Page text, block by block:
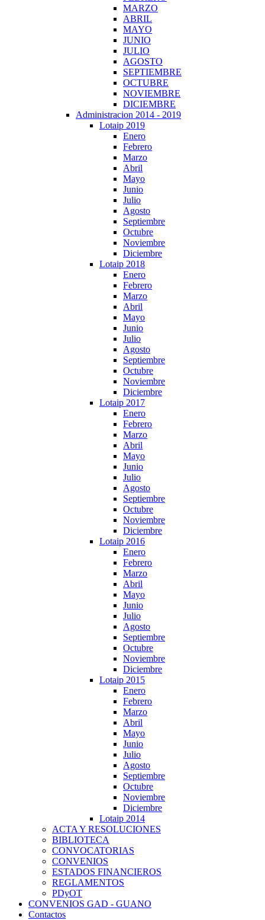
MARZO
ABRIL
MAYO
JUNIO
JULIO
AGOSTO
SEPTIEMBRE
OCTUBRE
NOVIEMBRE
DICIEMBRE
Administracion 2014 - 2019
Lotaip 2019
Enero
Febrero
Marzo
Abril
Mayo
Junio
Julio
Agosto
Septiembre
Octubre
Noviembre
Diciembre
Lotaip 2018
Enero
Febrero
Marzo
Abril
Mayo
Junio
Julio
Agosto
Septiembre
Octubre
Noviembre
Diciembre
Lotaip 2017
Enero
Febrero
Marzo
Abril
Mayo
Junio
Julio
Agosto
Septiembre
Octubre
Noviembre
Diciembre
Lotaip 2016
Enero
Febrero
Marzo
Abril
Mayo
Junio
Julio
Agosto
Septiembre
Octubre
Noviembre
Diciembre
Lotaip 2015
Enero
Febrero
Marzo
Abril
Mayo
Junio
Julio
Agosto
Septiembre
Octubre
Noviembre
Diciembre
Lotaip 2014
ACTA Y RESOLUCIONES
BIBLIOTECA
CONVOCATORIAS
CONVENIOS
ESTADOS FINANCIEROS
REGLAMENTOS
PDyOT
CONVENIOS GAD - GUANO
Contactos